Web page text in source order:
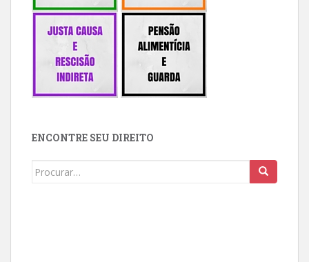
ENCONTRE SEU DIREITO
Buscar: